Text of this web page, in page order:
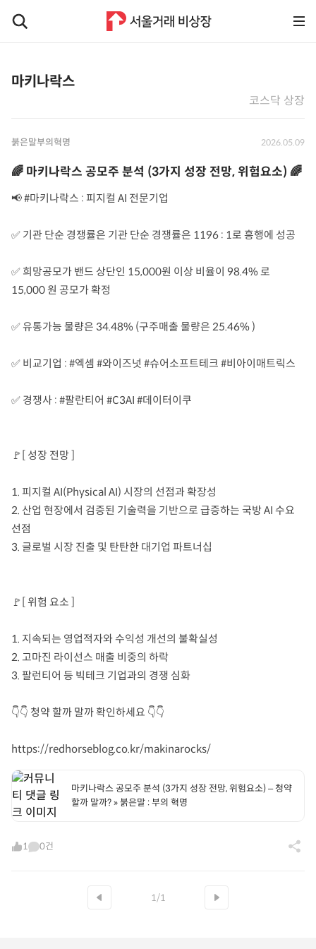
마키나락스
코스닥 상장
붉은말부의혁명 2026.05.09
🌈 마키나락스 공모주 분석 (3가지 성장 전망, 위험요소) 🌈
📢 #마키나락스 : 피지컬 AI 전문기업
✅ 기관 단순 경쟁률은 기관 단순 경쟁률은 1196 : 1로 흥행에 성공
✅ 희망공모가 밴드 상단인 15,000원 이상 비율이 98.4% 로
15,000 원 공모가 확정
✅ 유통가능 물량은 34.48% (구주매출 물량은 25.46% )
✅ 비교기업 : #엑셈 #와이즈넛 #슈어소프트테크 #비아이매트릭스
✅ 경쟁사 : #팔란티어 #C3AI #데이터이쿠
🚩[ 성장 전망 ]
1. 피지컬 AI(Physical AI) 시장의 선점과 확장성
2. 산업 현장에서 검증된 기술력을 기반으로 급증하는 국방 AI 수요
선점
3. 글로벌 시장 진출 및 탄탄한 대기업 파트너십
🚩[ 위험 요소 ]
1. 지속되는 영업적자와 수익성 개선의 불확실성
2. 고마진 라이선스 매출 비중의 하락
3. 팔런티어 등 빅테크 기업과의 경쟁 심화
👇👇 청약 할까 말까 확인하세요 👇👇
https://redhorseblog.co.kr/makinarocks/
마키나락스 공모주 분석 (3가지 성장 전망, 위험요소) – 청약
할까 말까? » 붉은말 : 부의 혁명
1 0건
1/1